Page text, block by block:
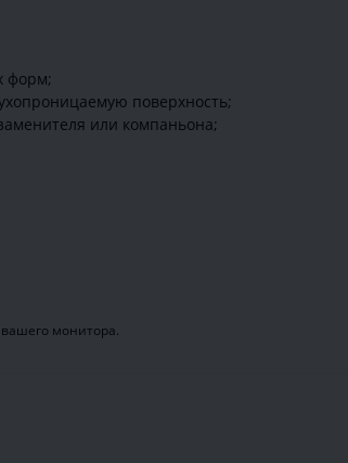
форм;
поверхность;
или компаньона;
монитора.